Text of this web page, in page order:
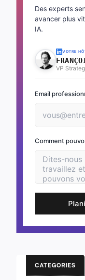
Des experts
avancer plus
IA.
VOTRE
VP
Email
Comment
CATEGORIES